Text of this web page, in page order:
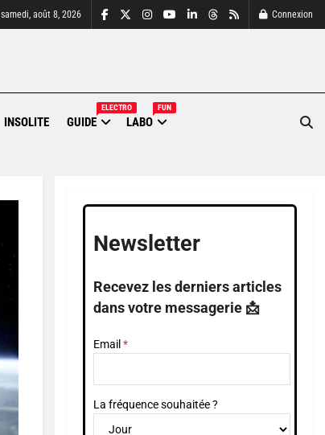
samedi, août 8, 2026 Connexion
INSOLITE GUIDE
ELECTRO
LABO
FUN
Newsletter
Recevez les derniers articles
dans votre messagerie 📩
Email
La fréquence souhaitée ?